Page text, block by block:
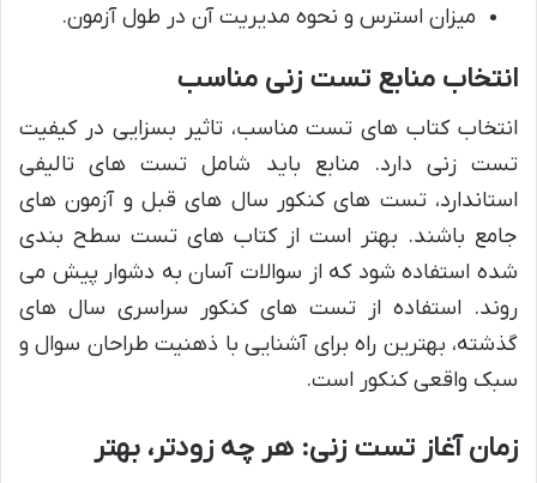
میزان استرس و نحوه مدیریت آن در طول آزمون.
انتخاب منابع تست زنی مناسب
انتخاب کتاب های تست مناسب، تاثیر بسزایی در کیفیت
تست زنی دارد. منابع باید شامل تست های تالیفی
استاندارد، تست های کنکور سال های قبل و آزمون های
جامع باشند. بهتر است از کتاب های تست سطح بندی
شده استفاده شود که از سوالات آسان به دشوار پیش می
روند. استفاده از تست های کنکور سراسری سال های
گذشته، بهترین راه برای آشنایی با ذهنیت طراحان سوال و
سبک واقعی کنکور است.
زمان آغاز تست زنی: هر چه زودتر، بهتر